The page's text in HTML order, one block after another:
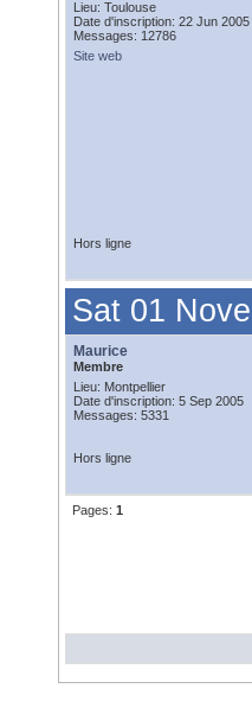
Lieu: Toulouse
Date d'inscription: 22 Jun 2005
Messages: 12786
Site web
Hors ligne
Sat 01
Maurice
Membre
Lieu: Montpellier
Date d'inscription: 5 Sep 2005
Messages: 5331
Hors ligne
Pages: 1